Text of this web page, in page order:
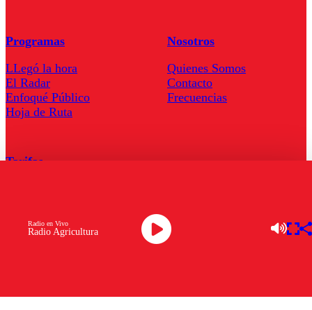
Radio Agricultura
Radio en Vivo
Programas
LLegó la hora
El Radar
Enfoqué Público
Hoja de Ruta
Nosotros
Quienes Somos
Contacto
Frecuencias
Tarifas
Descarga la APP